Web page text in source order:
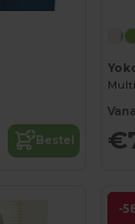
Bestel
-